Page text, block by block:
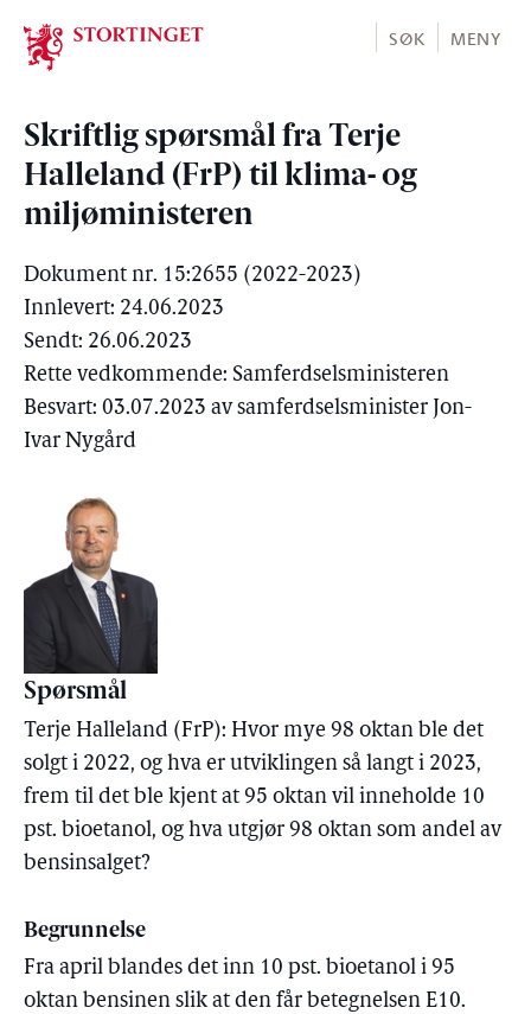
Stortinget.no
SØK MENY
Skriftlig spørsmål fra Terje
Halleland (FrP) til klima- og
miljøministeren
Dokument nr. 15:2655 (2022-2023)
Innlevert: 24.06.2023
Sendt: 26.06.2023
Rette vedkommende: Samferdselsministeren
Besvart: 03.07.2023 av samferdselsminister Jon-
Ivar Nygård
Spørsmål
Terje Halleland (FrP): Hvor mye 98 oktan ble det
solgt i 2022, og hva er utviklingen så langt i 2023,
frem til det ble kjent at 95 oktan vil inneholde 10
pst. bioetanol, og hva utgjør 98 oktan som andel av
bensinsalget?
Begrunnelse
Fra april blandes det inn 10 pst. bioetanol i 95
oktan bensinen slik at den får betegnelsen E10.